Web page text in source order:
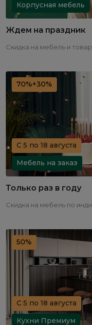
Корпусная мебель
Ждем на праздник
Скидка на мебель и
С 5 по 18 августа
70%+30%
Мебель на заказ
Только раз в году
Скидка на мебель по
С 5 по 18 августа
50%
Кухни Премиум